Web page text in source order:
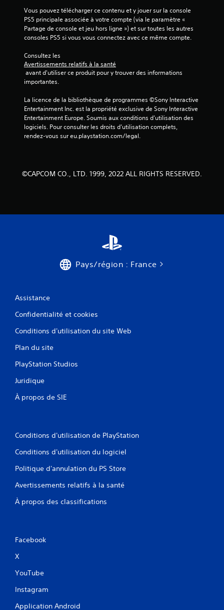
Vous pouvez télécharger ce contenu et y jouer sur la console
PS5 principale associée à votre compte (via le paramètre «
Partage de console et jeu hors ligne ») et sur toutes les autres
consoles PS5 si vous vous connectez avec ce même compte.
Consultez les
Avertissements relatifs à la santé
importantes.
La licence de la bibliothèque de programmes ©Sony Interactive
Entertainment Inc. est la propriété exclusive de Sony Interactive
Entertainment Europe. Soumis aux conditions d’utilisation des
logiciels. Pour consulter les droits d’utilisation complets,
rendez-vous sur eu.playstation.com/legal.
©CAPCOM CO., LTD. 1999, 2022 ALL RIGHTS RESERVED.
Pays/région : France
Assistance
Confidentialité et cookies
Conditions d'utilisation du site Web
Plan du site
PlayStation Studios
Juridique
À propos de SIE
Conditions d'utilisation de PlayStation
Conditions d'utilisation du logiciel
Politique d'annulation du PS Store
Avertissements relatifs à la santé
À propos des classifications
Facebook
X
YouTube
Instagram
Application Android